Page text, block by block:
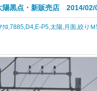
陽黒点・新販売店 2014/02/
ｸﾛ,7885,D4,E-P5,太陽,月面,絞り